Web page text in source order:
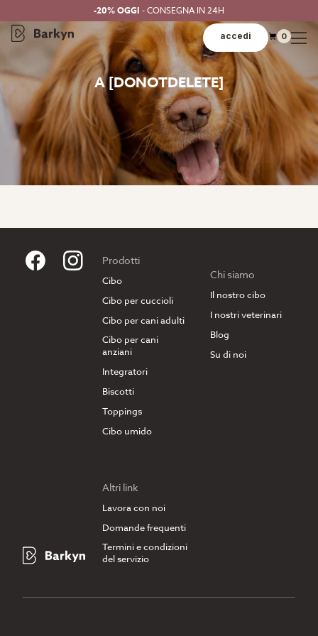
-20% OGGI - CONSEGNA IN 24H
accedi 0
A [DONOTDELETE]
Prodotti
Cibo
Cibo per cuccioli
Cibo per cani adulti
Cibo per cani
anziani
Integratori
Biscotti
Toppings
Cibo umido
Chi siamo
Il nostro cibo
I nostri veterinari
Blog
Su di noi
Altri link
Lavora con noi
Domande frequenti
Termini e condizioni
del servizio